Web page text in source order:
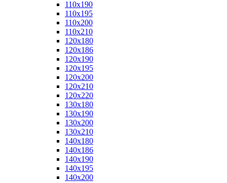
110x190
110x195
110x200
110x210
120x180
120x186
120x190
120x195
120x200
120x210
120x220
130x180
130x190
130x200
130x210
140x180
140x186
140x190
140x195
140x200